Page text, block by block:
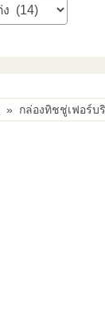
» กล่องทิชชู่เฟอร์บ